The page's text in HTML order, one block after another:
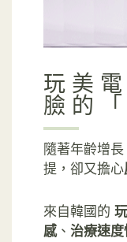
玩美
臉的
隨著年齡增
提，卻又擔心
來自韓國的
感、治療速度